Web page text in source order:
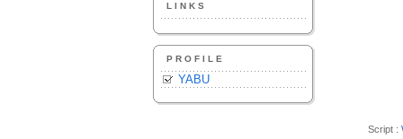
LINKS
PROFILE
YABU
Script :